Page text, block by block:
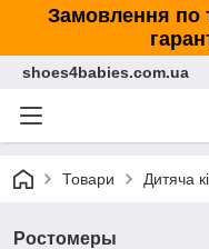
Замовлення по
shoes4babies.com.ua
Товари Дитяча
Ростомеры